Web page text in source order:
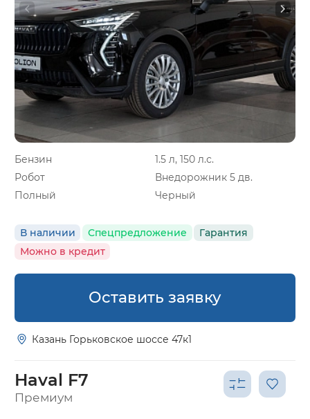
Бензин
1.5 л, 150 л.с.
Робот
Внедорожник 5 дв.
Полный
Черный
В наличии Спецпредложение
Гарантия
Можно в кредит
Оставить заявку
Казань Горьковское шоссе 47к1
Haval F7
Премиум